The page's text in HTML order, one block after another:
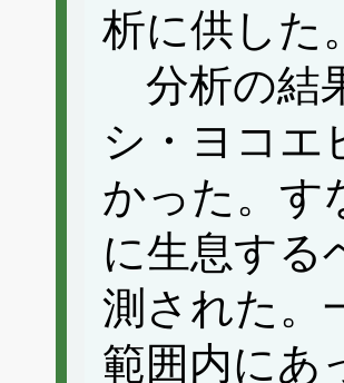
析に供した。
分析の結
シ・ヨコエ
かった。す
に生息する
測された。
範囲内にあ